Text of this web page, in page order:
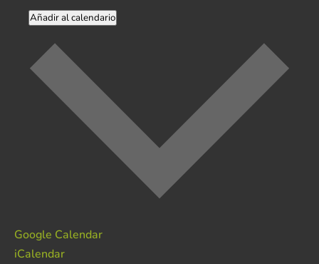
Añadir al calendario
Google Calendar
iCalendar